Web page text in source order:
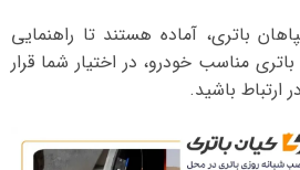
باتری، آماده هستند تا راهنمایی
مناسب خودرو، در اختیار شما قرار
ارتباط باشید.
نمایشگر